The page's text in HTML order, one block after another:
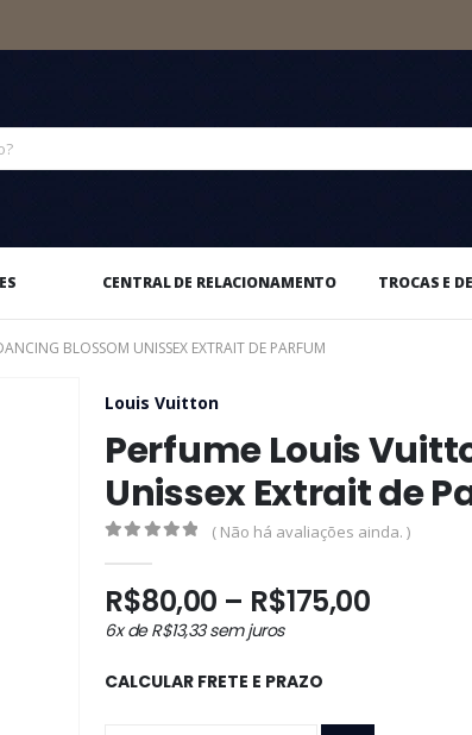
CENTRAL DE RELACIONAMENTO TROCAS E
BLOSSOM UNISSEX EXTRAIT DE PARFUM
Louis Vuitton
Perfume Louis
Unissex Extrait de
( Não há avaliações ainda. )
R$80,00 – R$175,00Faixa
através
6x deR$13,33sem juros
CALCULAR FRETE E PRAZO